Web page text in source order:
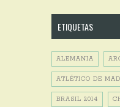
ETIQUETAS
ALEMANIA
ATLÉTICO DE
BRASIL 2014